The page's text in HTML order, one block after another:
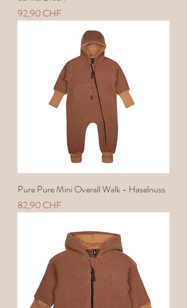
Preis
92,90 CHF
Pure Pure Mini Overall Walk - Haselnuss
Preis
82,90 CHF